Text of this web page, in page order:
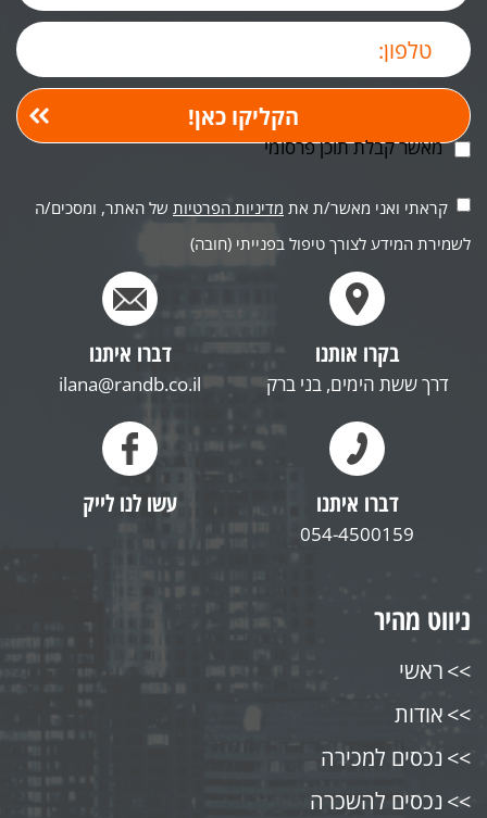
מאשר קבלת תוכן פרסומי
קראתי ואני מאשר/ת את מדיניות הפרטיות של האתר, ומסכים/ה
לשמירת המידע לצורך טיפול בפנייתי (חובה)
בקרו אותנו
דרך ששת הימים, בני ברק
דברו איתנו
ilana@randb.co.il
דברו איתנו
054-4500159
עשו לנו לייק
ניווט מהיר
ראשי
אודות
נכסים למכירה
נכסים להשכרה